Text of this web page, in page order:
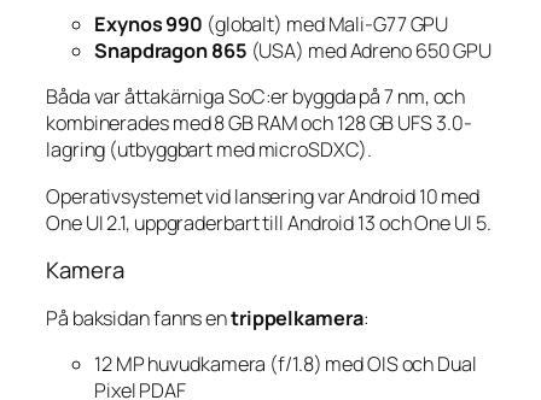
Exynos 990 (globalt) med Mali-G77 GPU
Snapdragon 865 (USA) med Adreno 650 GPU
Båda var åttakärniga SoC:er byggda på 7 nm, och
kombinerades med 8 GB RAM och 128 GB UFS 3.0-
lagring (utbyggbart med microSDXC).
Operativsystemet vid lansering var Android 10 med
One UI 2.1, uppgraderbart till Android 13 och One UI 5.
Kamera
På baksidan fanns entrippelkamera:
12 MP huvudkamera (f/1.8) med OIS och Dual
Pixel PDAF